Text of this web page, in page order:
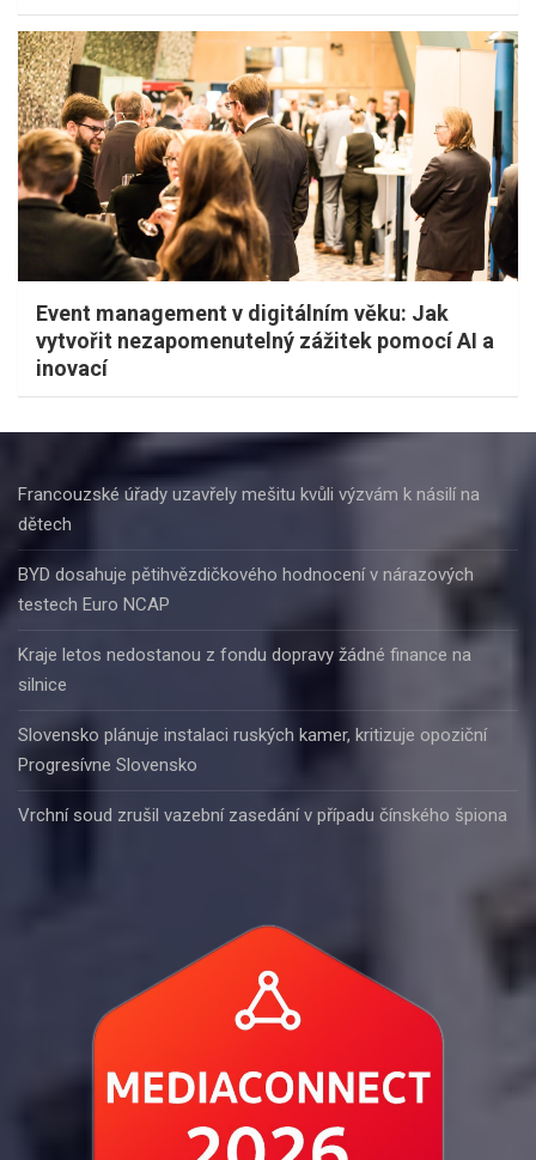
Event management v digitálním věku: Jak
vytvořit nezapomenutelný zážitek pomocí AI a
inovací
Francouzské úřady uzavřely mešitu kvůli výzvám k násilí na
dětech
BYD dosahuje pětihvězdičkového hodnocení v nárazových
testech Euro NCAP
Kraje letos nedostanou z fondu dopravy žádné finance na
silnice
Slovensko plánuje instalaci ruských kamer, kritizuje opoziční
Progresívne Slovensko
Vrchní soud zrušil vazební zasedání v případu čínského špiona